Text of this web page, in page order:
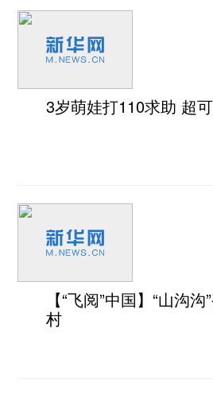
3岁萌娃打110求助 超
【“飞阅”中国】“山沟
村